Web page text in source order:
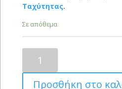
Ταχύτητας.
Σε απόθεμα
Extra
80/100
Προσθήκη στο